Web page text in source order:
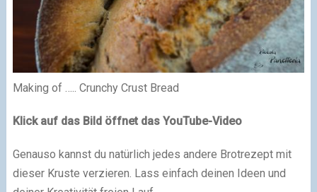
Making of ….. Crunchy Crust Bread
Klick auf das Bild öffnet das YouTube-Video
Genauso kannst du natürlich jedes andere Brotrezept mit
dieser Kruste verzieren. Lass einfach deinen Ideen und